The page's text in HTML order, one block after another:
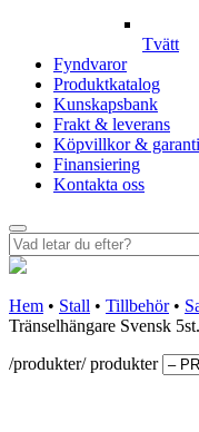
Tvätt
Fyndvaror
Produktkatalog
Kunskapsbank
Frakt & leverans
Köpvillkor & garanti
Finansiering
Kontakta oss
Hem • Stall • Tillbehör•
Tränselhängare Svensk
/produkter/ produkter